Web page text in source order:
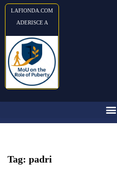
LAFIONDA.COM
ADERISCE A
Tag: padri